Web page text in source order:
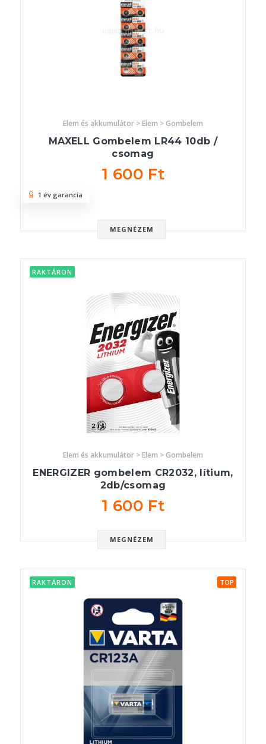
Elem és akkumulátor > Elem > Gombelem
MAXELL Gombelem LR44 10db /
csomag
1 600 Ft
MEGNÉZEM
1 év garancia
RAKTÁRON
Elem és akkumulátor > Elem > Gombelem
ENERGIZER gombelem CR2032, lítium,
2db/csomag
1 600 Ft
MEGNÉZEM
RAKTÁRON TOP